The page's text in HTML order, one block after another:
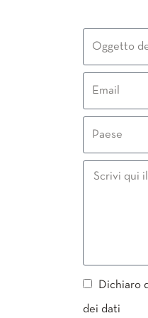
Dichiaro
dei dati